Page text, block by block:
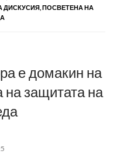
ДИСКУСИЯ, ПОСВЕТЕНА НА
е домакин на
на защитата на